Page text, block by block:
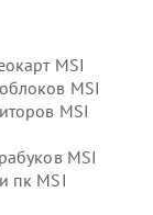
MSI
MSI
MSI
MSI
пк MSI